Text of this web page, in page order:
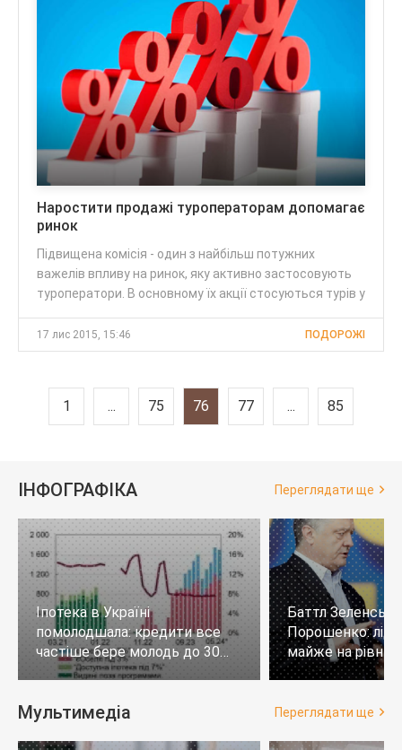
Наростити продажі туроператорам допомагає
ринок
Підвищена комісія - один з найбільш потужних
важелів впливу на ринок, яку активно застосовують
туроператори. В основному їх акції стосуються турів у
17 лис 2015, 15:46 ПОДОРОЖІ
1 ... 75 76 77 ... 85
ІНФОГРАФІКА Переглядати ще
Іпотека в Україні
помолодшала: кредити все
частіше бере молодь до 30
років
Баттл
Порошенко:
майже на
тих, хто не
Мультимедіа Переглядати ще